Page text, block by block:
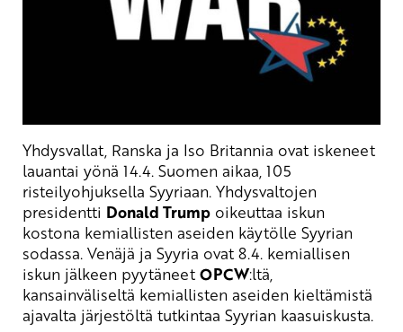
Yhdysvallat, Ranska ja Iso Britannia ovat iskeneet
lauantai yönä 14.4. Suomen aikaa, 105
risteilyohjuksella Syyriaan. Yhdysvaltojen
presidentti Donald Trump oikeuttaa iskun
kostona kemiallisten aseiden käytölle Syyrian
sodassa. Venäjä ja Syyria ovat 8.4. kemiallisen
iskun jälkeen pyytäneet OPCW:ltä,
kansainväliseltä kemiallisten aseiden kieltämistä
ajavalta järjestöltä tutkintaa Syyrian kaasuiskusta.